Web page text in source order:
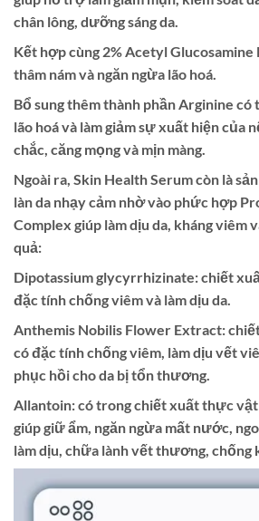
chân lông, dưỡng sáng da.
Kết hợp cùng 2% Acetyl Glucosamine
thâm nám và ngăn ngừa lão hoá.
Bổ sung thêm thành phần Arginine có
lão hoá và làm giảm sự xuất hiện của
chắc, căng mọng và mịn màng.
Ngoài ra, Skin Health Serum còn là
làn da nhạy cảm nhờ vào phức hợp
Complex giúp làm dịu da, kháng viêm
quả:
Dipotassium glycyrrhizinate: chiết
đặc tính chống viêm và làm dịu da.
Anthemis Nobilis Flower Extract:
có đặc tính chống viêm, làm dịu vết
phục hồi cho da bị tổn thương.
Allantoin: có trong chiết xuất thực vật
giúp giữ ẩm, ngăn ngừa mất nước,
làm dịu, chữa lành vết thương, chống